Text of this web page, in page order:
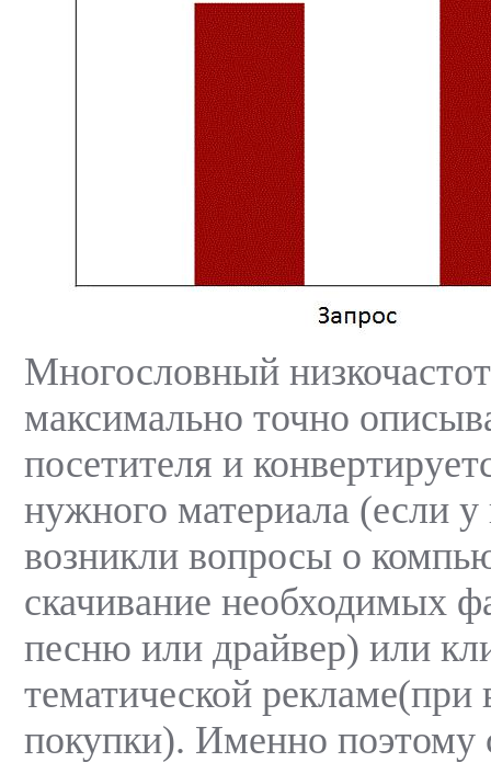
Многословный
максимально точно
посетителя и
нужного материала (если у
возникли вопросы о
скачивание необходимых
песню или драйвер) или
тематической рекламе(при
покупки). Именно поэтому